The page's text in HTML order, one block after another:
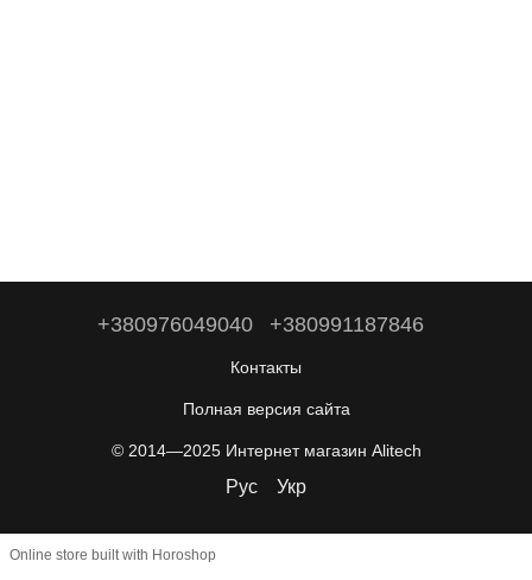
+380976049040 +380991187846
Контакты
Полная версия сайта
© 2014—2025 Интернет магазин Alitech
Рус Укр
Online store built with Horoshop